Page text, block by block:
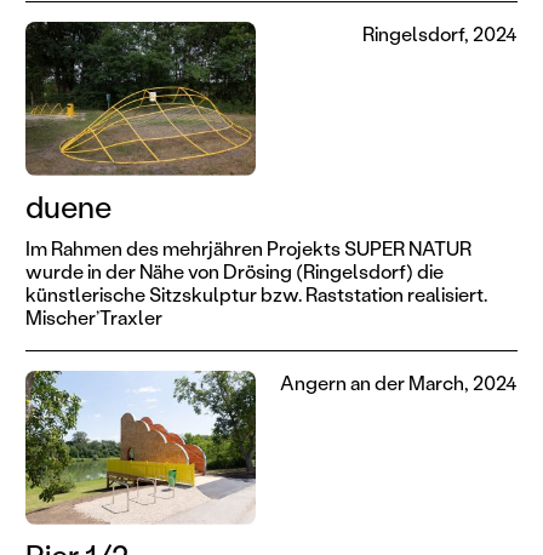
duene
Im Rahmen des mehrjähren Projekts SUPER NATUR
wurde in der Nähe von Drösing (Ringelsdorf) die
künstlerische Sitzskulptur bzw. Raststation realisiert.
Mischer’Traxler
Ringelsdorf, 2024
Angern an der March, 2024